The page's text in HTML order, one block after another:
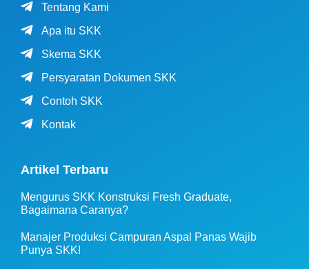
Tentang Kami
Apa itu SKK
Skema SKK
Persyaratan Dokumen SKK
Contoh SKK
Kontak
Artikel Terbaru
Mengurus SKK Konstruksi Fresh Graduate,
Bagaimana Caranya?
Manajer Produksi Campuran Aspal Panas Wajib
Punya SKK!